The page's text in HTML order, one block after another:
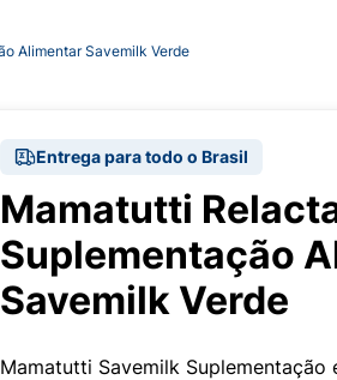
Alimentar Savemilk Verde
Entrega para todo o Brasil
Mamatutti
Suplementação
Savemilk Verde
Mamatutti Savemilk Suplementação